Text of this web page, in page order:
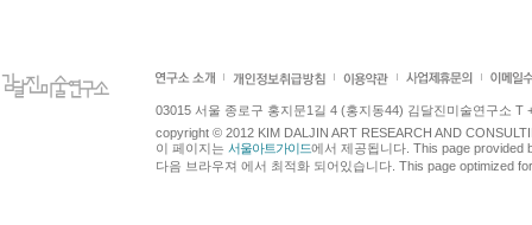
03015 서울 종로구 홍지문1길 4 (홍지동44) 김달진미술연구소 T
copyright © 2012 KIM DALJIN ART RESEARCH AND
이 페이지는 서울아트가이드에서 제공됩니다. This page provided
다음 브라우져 에서 최적화 되어있습니다. This page optimized